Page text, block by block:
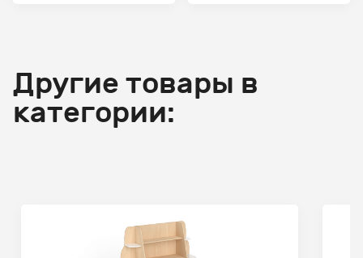
Другие товары в
категории: